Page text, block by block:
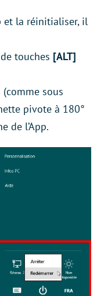
et la réinitialiser, il
touches [ALT]
sous
pivote à 180°
de l’App.